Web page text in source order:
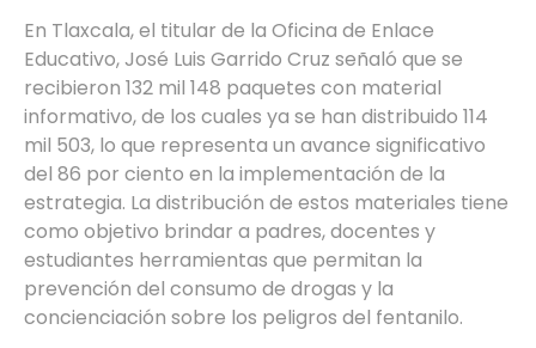
En Tlaxcala, el titular de la Oficina de Enlace
Educativo, José Luis Garrido Cruz señaló que se
recibieron 132 mil 148 paquetes con material
informativo, de los cuales ya se han distribuido 114
mil 503, lo que representa un avance significativo
del 86 por ciento en la implementación de la
estrategia. La distribución de estos materiales tiene
como objetivo brindar a padres, docentes y
estudiantes herramientas que permitan la
prevención del consumo de drogas y la
concienciación sobre los peligros del fentanilo.